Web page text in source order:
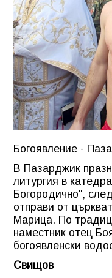
Богоявление -
В Пазарджик
литургия в
Богородично",
отправи от
Марица. По
наместник отец
богоявленски
Свищов